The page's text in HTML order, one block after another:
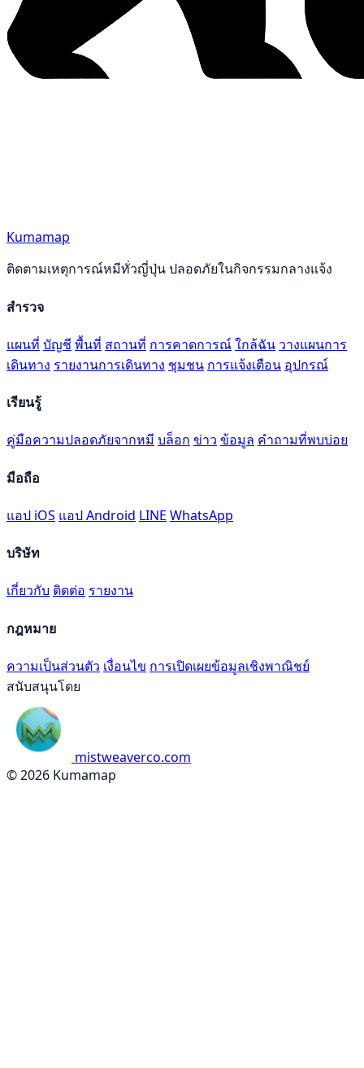
Kumamap
ติดตามเหตุการณ์หมีทั่วญี่ปุ่น ปลอดภัยในกิจกรรมกลางแจ้ง
สำรวจ
แผนที่ บัญชี พื้นที่ สถานที่ การคาดการณ์ใกล้ฉัน วางแผนการ
เดินทาง รายงานการเดินทาง ชุมชน การแจ้งเตือน อุปกรณ์
เรียนรู้
คู่มือความปลอดภัยจากหมี บล็อก ข่าว ข้อมูล คำถามที่พบบ่อย
มือถือ
แอป iOS แอป Android LINE WhatsApp
บริษัท
เกี่ยวกับ ติดต่อ รายงาน
กฎหมาย
ความเป็นส่วนตัว เงื่อนไข การเปิดเผยข้อมูลเชิงพาณิชย์
สนับสนุนโดย
mistweaverco.com
© 2026 Kumamap